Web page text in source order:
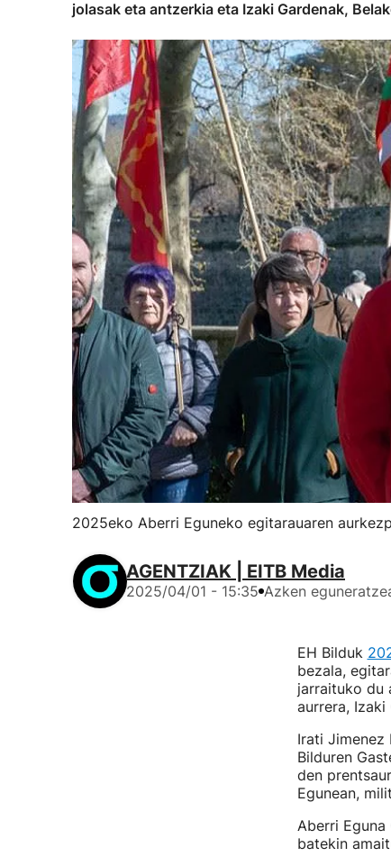
jolasak eta antzerkia eta Izaki Gardenak,
2025eko Aberri Eguneko egitarauaren
AGENTZIAK | EITB Media
2025/04/01 - 15:35 Azken
EH Bilduk
bezala,
jarraituko du
aurrera,
Irati Jimenez
Bilduren
den
Egunean,
Aberri
batekin